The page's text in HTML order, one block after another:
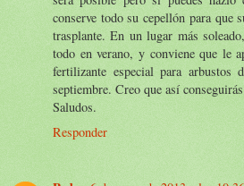
conserve todo su cepellón para que
trasplante. En un lugar más
todo en verano, y conviene que le
fertilizante especial para arbustos
septiembre. Creo que así
Saludos.
Responder